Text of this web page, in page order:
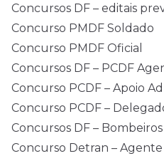
Concursos DF – editais
Concurso PMDF Soldado
Concurso PMDF Oficial
Concursos DF – PCDF
Concurso PCDF – Apoio
Concurso PCDF –
Concursos DF –
Concurso Detran – Agente